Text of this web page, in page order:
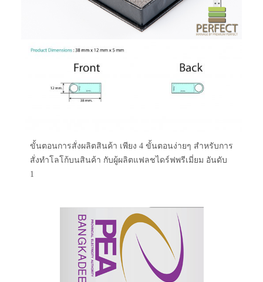
ขั้นตอนการสั่งผลิตสินค้า เพียง 4 ขั้นตอนง่ายๆ สำหรับการ
สั่งทำโลโก้บนสินค้า กับผู้ผลิตแฟลชไดร์ฟพรีเมี่ยม อันดับ
1